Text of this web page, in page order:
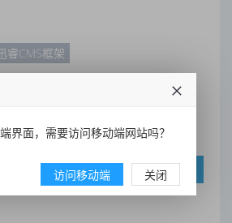
睿CMS框架
搜索
界面，需要访问移动端网站吗？
访问移动端 关闭